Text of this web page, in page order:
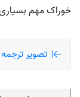
خوراک مهم
تصویر ترجمه caplin